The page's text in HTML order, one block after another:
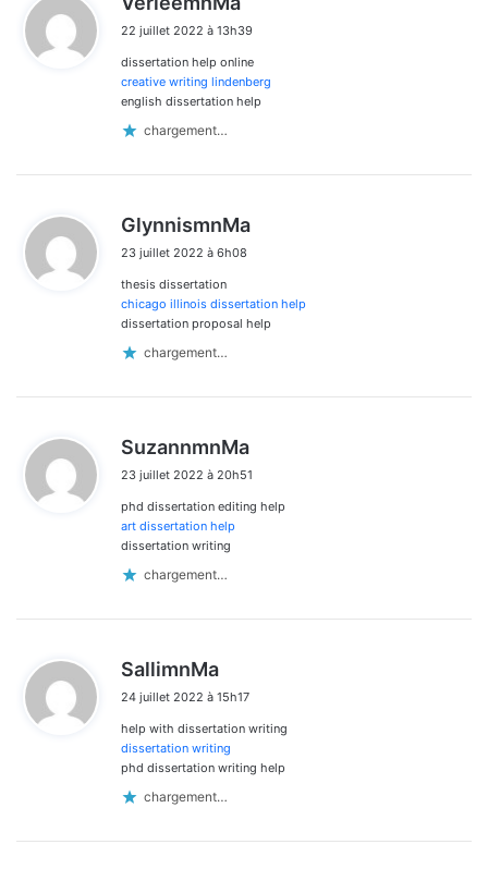
t
:
22 juillet 2022 à 13h39
dissertation help online
creative writing lindenberg
english dissertation help
chargement…
GlynnismnMa
:
23 juillet 2022 à 6h08
thesis dissertation
chicago illinois dissertation help
dissertation proposal help
chargement…
SuzannmnMa
t
23 juillet 2022 à 20h51
phd dissertation editing help
art dissertation help
dissertation writing
chargement…
SallimnMa
t
:
24 juillet 2022 à 15h17
help with dissertation writing
dissertation writing
phd dissertation writing help
chargement…